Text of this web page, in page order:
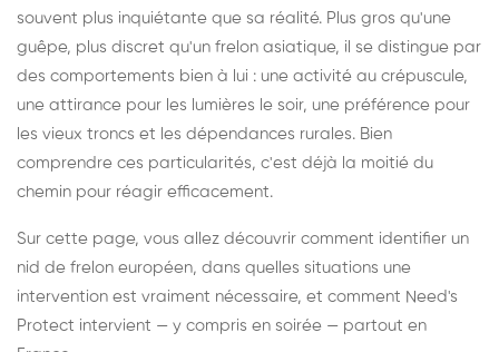
souvent plus inquiétante que sa réalité. Plus gros qu'une
guêpe, plus discret qu'un frelon asiatique, il se distingue par
des comportements bien à lui : une activité au crépuscule,
une attirance pour les lumières le soir, une préférence pour
les vieux troncs et les dépendances rurales. Bien
comprendre ces particularités, c'est déjà la moitié du
chemin pour réagir efficacement.
Sur cette page, vous allez découvrir comment identifier un
nid de frelon européen, dans quelles situations une
intervention est vraiment nécessaire, et comment Need's
Protect intervient — y compris en soirée — partout en